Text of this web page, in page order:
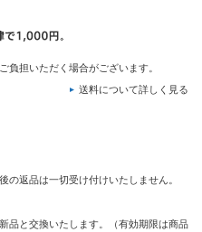
負担いただく場合がございます。
送料について詳しく見る
の返品は一切受け付けいたしません。
品と交換いたします。（有効期限は商品